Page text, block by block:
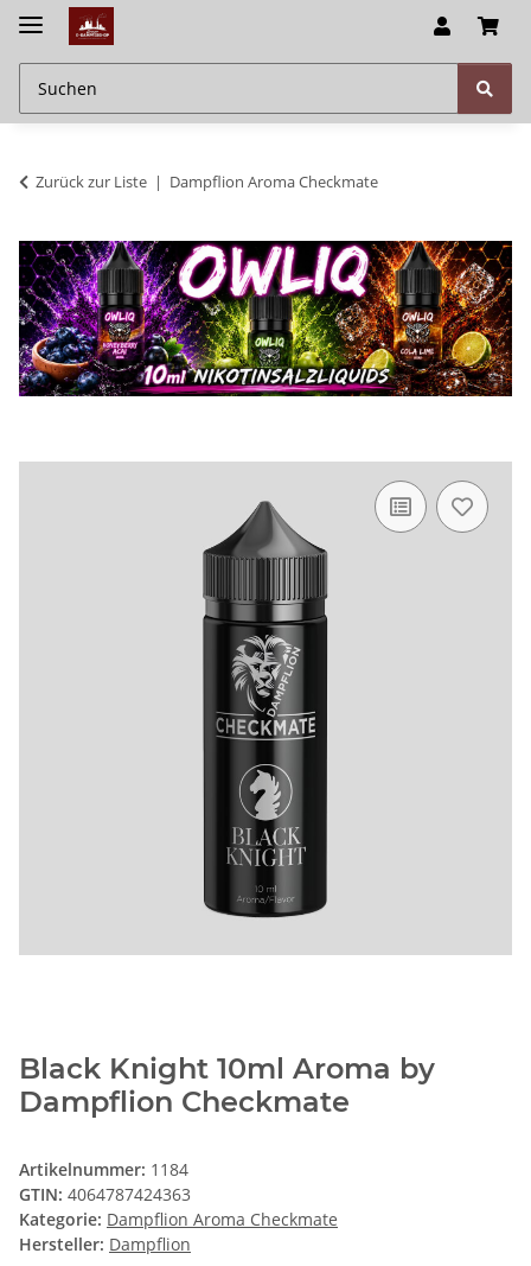
Zurück zur Liste Dampflion Aroma Checkmate
Black Knight 10ml Aroma by
Dampflion Checkmate
Artikelnummer: 1184
GTIN: 4064787424363
Kategorie: Dampflion Aroma Checkmate
Hersteller: Dampflion